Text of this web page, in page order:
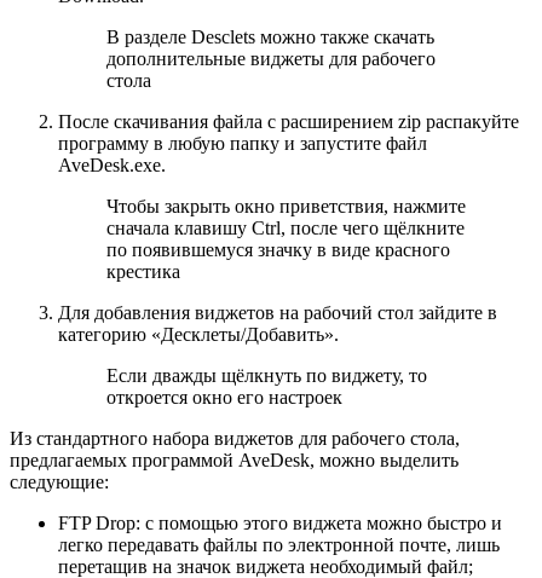
В разделе Desclets можно также скачать
дополнительные виджеты для рабочего
стола
После скачивания файла с расширением zip распакуйте
программу в любую папку и запустите файл
AveDesk.exe.
Чтобы закрыть окно приветствия, нажмите
сначала клавишу Ctrl, после чего щёлкните
по появившемуся значку в виде красного
крестика
Для добавления виджетов на рабочий стол зайдите в
категорию «Десклеты/Добавить».
Если дважды щёлкнуть по виджету, то
откроется окно его настроек
Из стандартного набора виджетов для рабочего стола,
предлагаемых программой AveDesk, можно выделить
следующие:
FTP Drop: с помощью этого виджета можно быстро и
легко передавать файлы по электронной почте, лишь
перетащив на значок виджета необходимый файл;